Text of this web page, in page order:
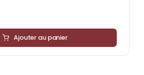
Ajouter au panier